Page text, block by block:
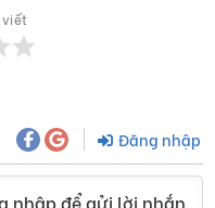
viết
Đăng nhập
nhập để gửi lời nhắn